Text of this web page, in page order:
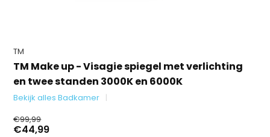
TM
TM Make up - Visagie spiegel met verlichting
en twee standen 3000K en 6000K
Bekijk alles Badkamer
€99,99
€44,99